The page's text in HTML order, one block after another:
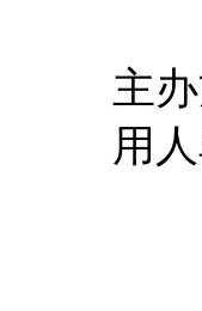
主
用